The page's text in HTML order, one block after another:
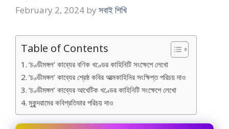
February 2, 2024 by সবাই শিখি
Table of Contents
‘চণ্ডীমঙ্গল’ কাব্যের বণিক খণ্ডের কাহিনিটি সংক্ষেপে লেখাে
‘চণ্ডীমঙ্গল’ কাব্যের শ্রেষ্ঠ কবির আত্মকাহিনির সংক্ষিপ্ত পরিচয় দাও
‘চণ্ডীমঙ্গল’ কাব্যের আখেটিক খণ্ডের কাহিনিটি সংক্ষেপে লেখাে
মুকুন্দরামের কবিপ্রতিভার পরিচয় দাও